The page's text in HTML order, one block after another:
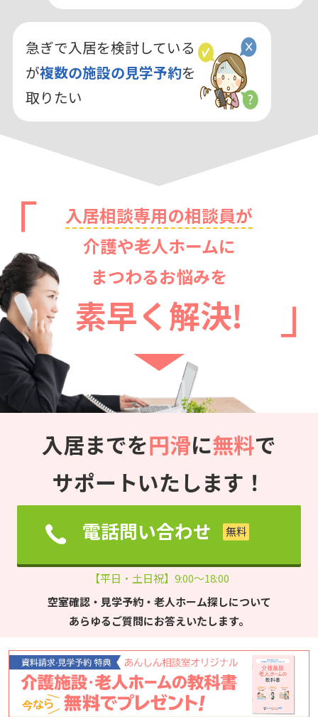
急ぎで入居を検討している
が複数の施設の見学予約を
取りたい
入居相談専用の相談員が
介護や老人ホームに
まつわるお悩みを
素早く解決!
入居までを円滑に無料で
サポートいたします！
電話問い合わせ
【平日・土日祝】9:00～18:00
空室確認・見学予約・老人ホーム探しについて
あらゆるご質問にお答えいたします。